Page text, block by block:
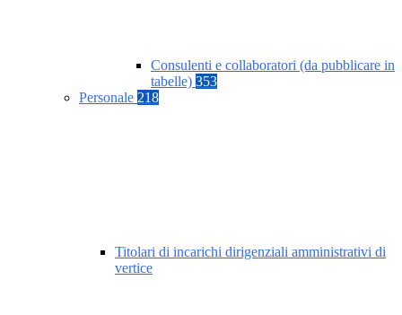
Consulenti e collaboratori (da pubblicare in
tabelle) 353
Personale 218
Titolari di incarichi dirigenziali amministrativi di
vertice